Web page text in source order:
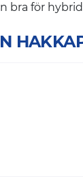
bra för